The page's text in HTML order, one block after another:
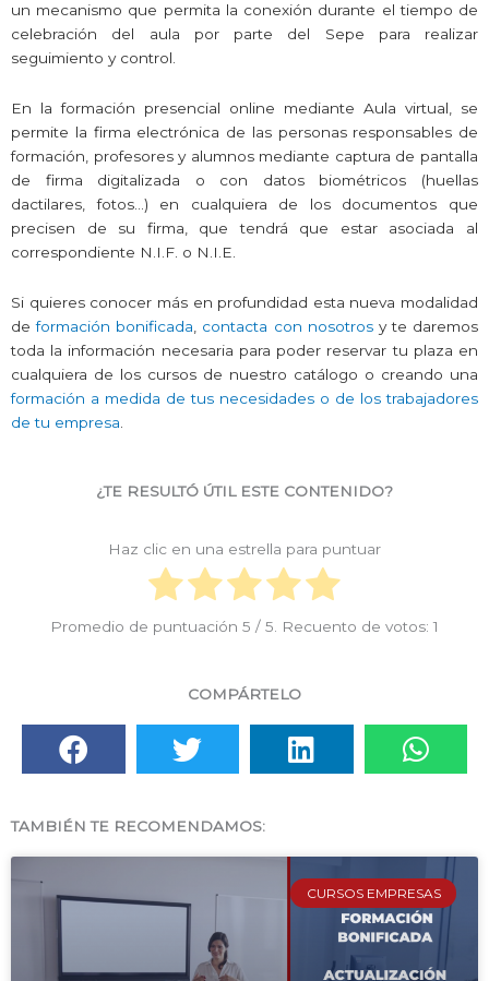
un mecanismo que permita la conexión durante el tiempo de
celebración del aula por parte del Sepe para realizar
seguimiento y control.
En la formación presencial online mediante Aula virtual, se
permite la firma electrónica de las personas responsables de
formación, profesores y alumnos mediante captura de pantalla
de firma digitalizada o con datos biométricos (huellas
dactilares, fotos…) en cualquiera de los documentos que
precisen de su firma, que tendrá que estar asociada al
correspondiente N.I.F. o N.I.E.
Si quieres conocer más en profundidad esta nueva modalidad
deformación bonificada contacta con nosotrosy te daremos
toda la información necesaria para poder reservar tu plaza en
cualquiera de los cursos de nuestro catálogo o creando una
formación a medida de tus necesidades o de los trabajadores
de tu empresa
¿TE RESULTÓ ÚTIL ESTE CONTENIDO?
Haz clic en una estrella para puntuar
Promedio de puntuación 5 / 5. Recuento de votos:1
COMPÁRTELO
TAMBIÉN TE RECOMENDAMOS:
CURSOS EMPRESAS